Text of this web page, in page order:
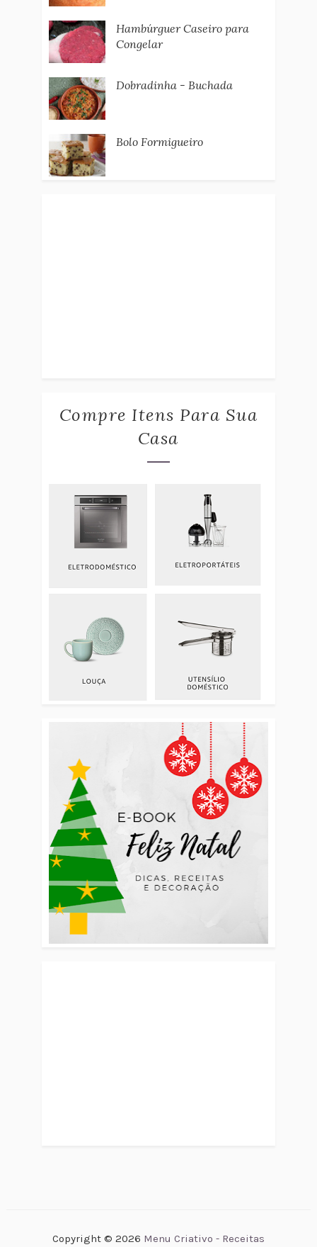
Hambúrguer Caseiro para
Congelar
Dobradinha - Buchada
Bolo Formigueiro
Compre Itens Para Sua
Casa
Copyright © 2026 Menu Criativo - Receitas